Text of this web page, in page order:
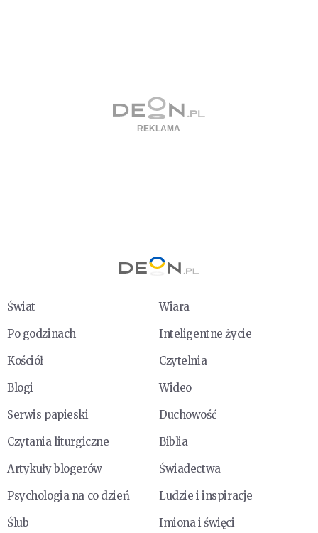
Świat
Wiara
Po godzinach
Inteligentne życie
Kościół
Czytelnia
Blogi
Wideo
Serwis papieski
Duchowość
Czytania liturgiczne
Biblia
Artykuły blogerów
Świadectwa
Psychologia na co dzień
Ludzie i inspiracje
Ślub
Imiona i święci